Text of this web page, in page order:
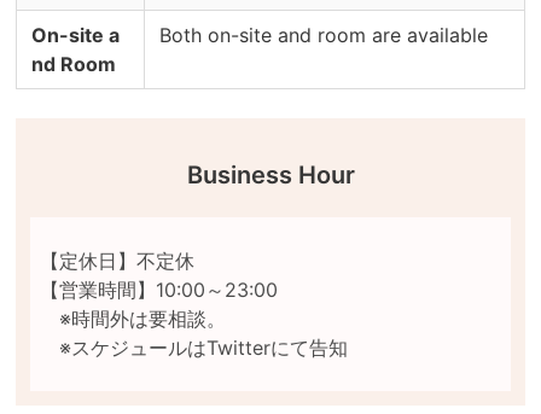
On-site a
nd Room
Both on-site and room are available
Business Hour
【定休日】不定休
【営業時間】10:00～23:00
※時間外は要相談。